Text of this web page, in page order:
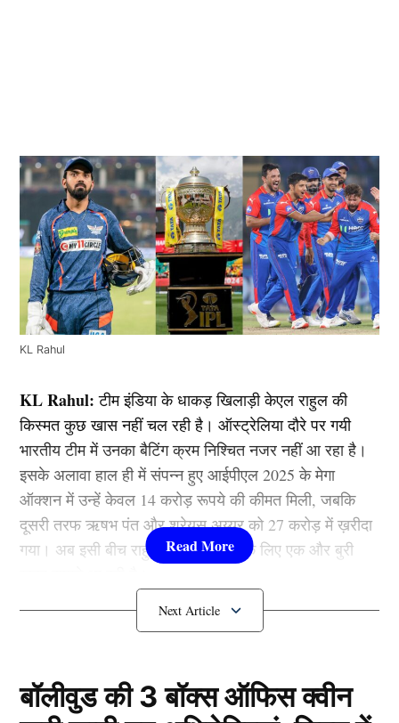
KL Rahul
KL Rahul: टीम इंडिया के धाकड़ खिलाड़ी केएल राहुल की
किस्मत कुछ खास नहीं चल रही है। ऑस्ट्रेलिया दौरे पर गयी
भारतीय टीम में उनका बैटिंग क्रम निश्चित नजर नहीं आ रहा है।
इसके अलावा हाल ही में संपन्न हुए आईपीएल 2025 के मेगा
ऑक्शन में उन्हें केवल 14 करोड़ रूपये की कीमत मिली, जबकि
दूसरी तरफ ऋषभ पंत और श्रेयस अय्यर को 27 करोड़ में ख़रीदा
गया। अब इसी बीच राहुल (KL Rahul) के लिए एक और बुरी
नहीं बनाए जाएंगे कप्तान?
बॉलीवुड की 3 बॉक्स ऑफिस क्वीन